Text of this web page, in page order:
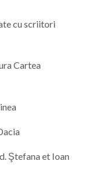
cu scriitori
Cartea
Ştefana et Ioan